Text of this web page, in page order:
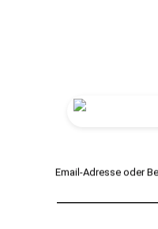
Email-Adresse oder